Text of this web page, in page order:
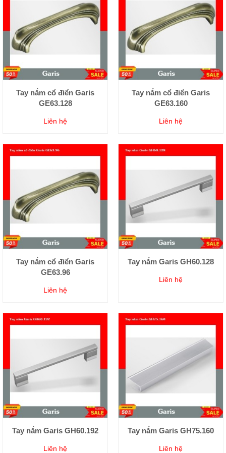
Tay nắm cổ điển Garis
GE63.128
Liên hệ
Tay nắm cổ điển Garis
GE63.160
Liên hệ
Tay nắm cổ điển Garis
GE63.96
Liên hệ
Tay nắm Garis GH60.128
Liên hệ
Tay nắm Garis GH60.192
Liên hệ
Tay nắm Garis GH75.160
Liên hệ